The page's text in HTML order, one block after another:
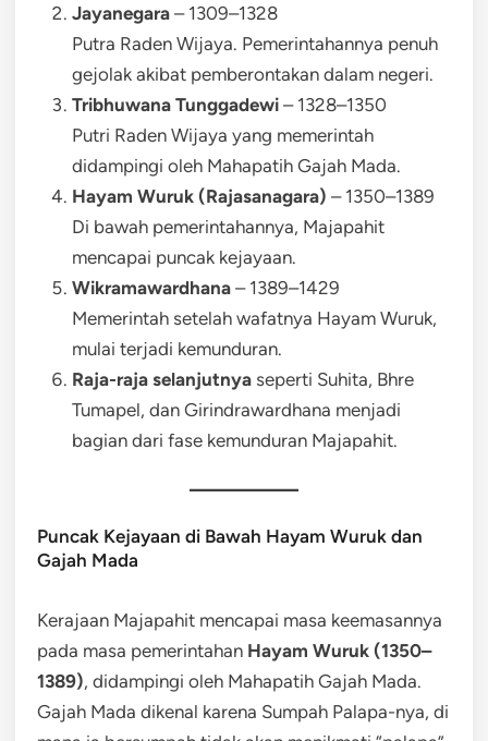
Jayanegara – 1309–1328
Putra Raden Wijaya. Pemerintahannya penuh
gejolak akibat pemberontakan dalam negeri.
Tribhuwana Tunggadewi – 1328–1350
Putri Raden Wijaya yang memerintah
didampingi oleh Mahapatih Gajah Mada.
Hayam Wuruk (Rajasanagara) – 1350–1389
Di bawah pemerintahannya, Majapahit
mencapai puncak kejayaan.
Wikramawardhana – 1389–1429
Memerintah setelah wafatnya Hayam Wuruk,
mulai terjadi kemunduran.
Raja-raja selanjutnya seperti Suhita, Bhre
Tumapel, dan Girindrawardhana menjadi
bagian dari fase kemunduran Majapahit.
Puncak Kejayaan di Bawah Hayam Wuruk dan
Gajah Mada
Kerajaan Majapahit mencapai masa keemasannya
pada masa pemerintahan Hayam Wuruk (1350–
1389), didampingi oleh Mahapatih Gajah Mada.
Gajah Mada dikenal karena Sumpah Palapa-nya, di